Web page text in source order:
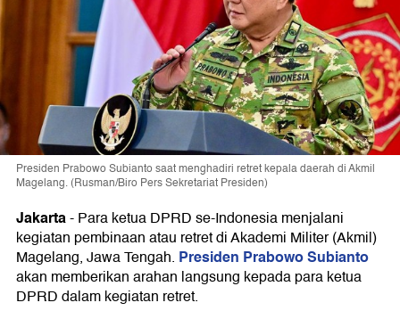
Presiden Prabowo Subianto saat menghadiri retret kepala daerah di Akmil
Magelang. (Rusman/Biro Pers Sekretariat Presiden)
Jakarta-Para ketua DPRD se-Indonesia menjalani
kegiatan pembinaan atau retret di Akademi Militer (Akmil)
Magelang, Jawa Tengah. Presiden Prabowo Subianto
akan memberikan arahan langsung kepada para ketua
DPRD dalam kegiatan retret.